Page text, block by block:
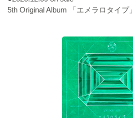
5th Original Album 「エメラロタイプ」